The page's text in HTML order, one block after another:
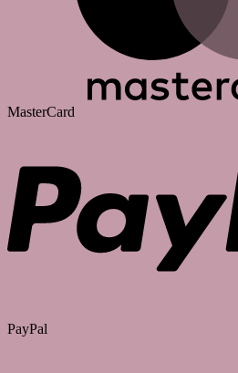
MasterCard
PayPal